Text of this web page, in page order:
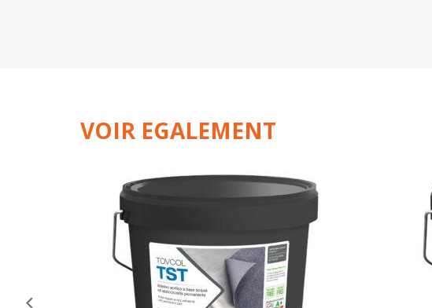
VOIR EGALEMENT